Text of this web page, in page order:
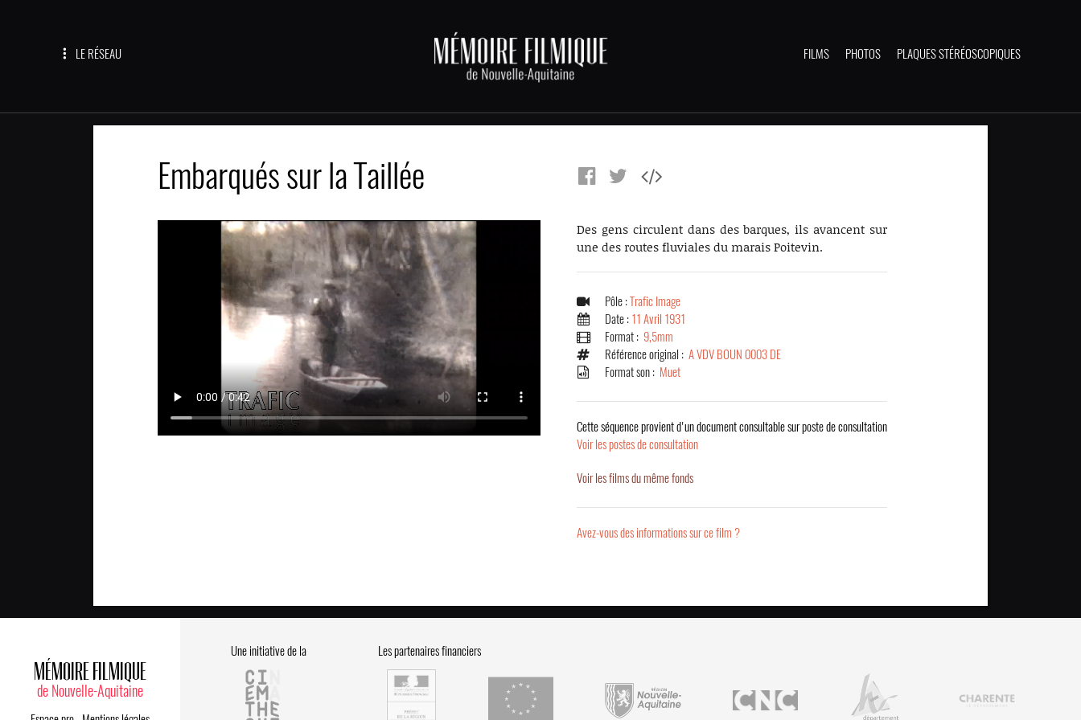
LE RÉSEAU FILMS PHOTOS PLAQUES STÉRÉOSCOPIQUES
Embarqués sur la Taillée
Des gens circulent dans des barques, ils avancent sur
une des routes fluviales du marais Poitevin.
Pôle :Trafic Image
Date : 11 Avril 1931
Format : 9,5mm
Référence original : A VDV BOUN 0003 DE
Format son : Muet
Cette séquence provient d'un document consultable sur poste de consultation
Voir les postes de consultation
Voir les films du même fonds
Avez-vous des informations sur ce film ?
MÉMOIRE FILMIQUE
de Nouvelle-Aquitaine
Une initiative de la Les partenaires financiers